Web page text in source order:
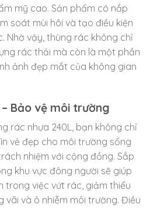
mỹ cao. Sản phẩm có nắp
soát mùi hôi và tạo điều kiện
Nhờ vậy, thùng rác không chỉ
rác thải mà còn là một phần
ảnh đẹp mắt của không gian
Bảo vệ môi trường
rác nhựa 240L, bạn không chỉ
vẻ đẹp cho môi trường sống
nhiệm với cộng đồng. Sắp
khu vực đông người sẽ giúp
trong việc vứt rác, giảm thiểu
vãi và ô nhiễm môi trường. Điều